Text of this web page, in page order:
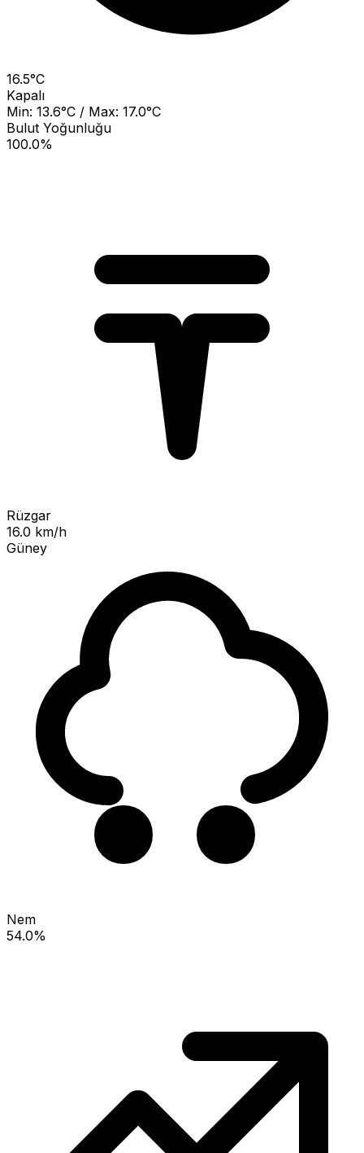
16.5°C
Kapalı
Min: 13.6°C / Max: 17.0°C
Bulut Yoğunluğu
100.0%
Rüzgar
16.0 km/h
Güney
Nem
54.0%